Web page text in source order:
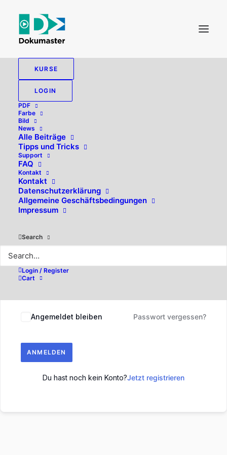
KURSE
LOGIN
PDF
Farbe
Bild
News
Alle Beiträge
Tipps und Tricks
Support
FAQ
Kontakt
Kontakt
Datenschutzerklärung
Allgemeine Geschäftsbedingungen
Impressum
Search
Login / Register
Cart
Hallo, willkommen zurück!
Angemeldet bleiben Passwort vergessen?
ANMELDEN
Du hast noch kein Konto?Jetzt registrieren